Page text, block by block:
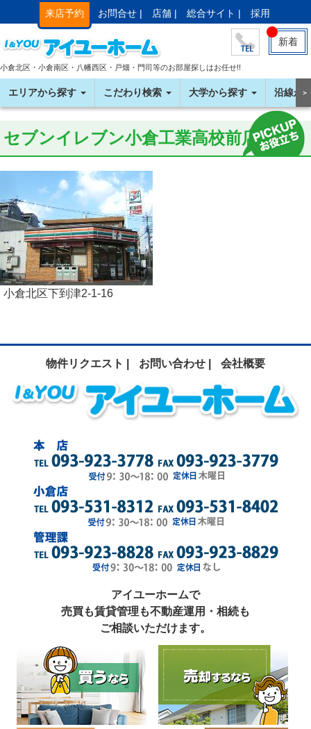
来店予約 お問合せ | 店舗 | 総合サイト | 採用
新着
小倉北区・小倉南区・八幡西区・戸畑・門司等のお部屋探しはお任せ!!
エリアから探す こだわり検索 大学から探す 沿線か＞
セブンイレブン小倉工業高校前店
小倉北区下到津2-1-16
物件リクエスト | お問い合わせ | 会社概要
アイユーホームで
売買も賃貸管理も不動産運用・相続も
ご相談いただけます。